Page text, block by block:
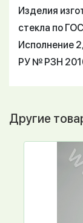
Изделия
стекла по
Исполнение
РУ № РЗН
Другие